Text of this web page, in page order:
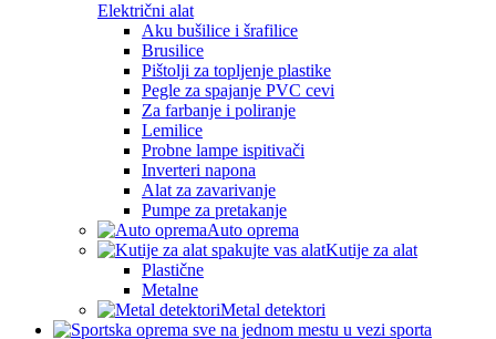
Električni alat
Aku bušilice i šrafilice
Brusilice
Pištolji za topljenje plastike
Pegle za spajanje PVC cevi
Za farbanje i poliranje
Lemilice
Probne lampe ispitivači
Inverteri napona
Alat za zavarivanje
Pumpe za pretakanje
Auto oprema
Kutije za alat
Plastične
Metalne
Metal detektori